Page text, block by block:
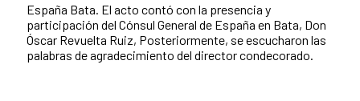
España Bata. El acto contó con la presencia y
participación del Cónsul General de España en Bata, Don
Óscar Revuelta Ruiz, Posteriormente, se escucharon las
palabras de agradecimiento del director condecorado.